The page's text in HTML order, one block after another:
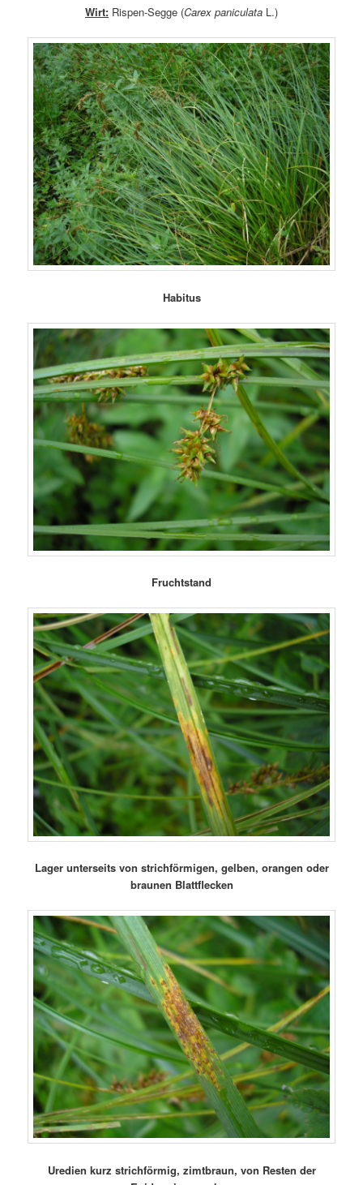
Wirt: Rispen-Segge (Carex paniculata L.)
Habitus
Fruchtstand
Lager unterseits von strichförmigen, gelben, orangen oder
braunen Blattflecken
Uredien kurz strichförmig, zimtbraun, von Resten der